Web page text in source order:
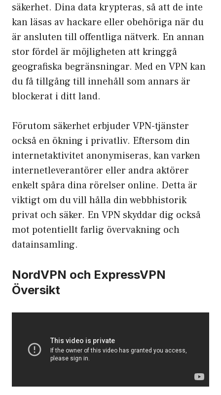
säkerhet. Dina data krypteras, så att de inte
kan läsas av hackare eller obehöriga när du
är ansluten till offentliga nätverk. En annan
stor fördel är möjligheten att kringgå
geografiska begränsningar. Med en VPN kan
du få tillgång till innehåll som annars är
blockerat i ditt land.
Förutom säkerhet erbjuder VPN-tjänster
också en ökning i privatliv. Eftersom din
internetaktivitet anonymiseras, kan varken
internetleverantörer eller andra aktörer
enkelt spåra dina rörelser online. Detta är
viktigt om du vill hålla din webbhistorik
privat och säker. En VPN skyddar dig också
mot potentiellt farlig övervakning och
datainsamling.
NordVPN och ExpressVPN
Översikt